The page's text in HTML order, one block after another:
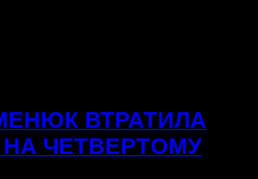
ВТРАТИЛА
НА ЧЕТВЕРТОМУ